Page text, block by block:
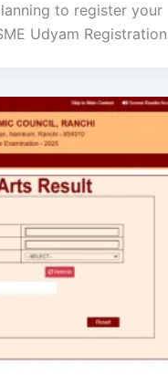
to register your
Udyam Registration